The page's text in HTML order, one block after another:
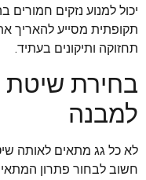
יכול למנוע נזקים
תקופתית מסייע להאריך
תחזוקה ותיקונים בעתיד.
בחירת
למבנה
לא כל גג מתאים לאותה
חשוב לבחור פתרון